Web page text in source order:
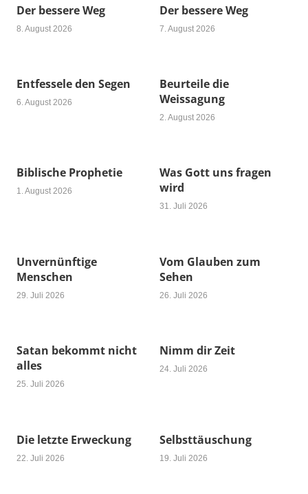
Der bessere Weg
8. August 2026
Der bessere Weg
7. August 2026
Entfessele den Segen
6. August 2026
Beurteile die
Weissagung
2. August 2026
Biblische Prophetie
1. August 2026
Was Gott uns fragen
wird
31. Juli 2026
Unvernünftige
Menschen
29. Juli 2026
Vom Glauben zum
Sehen
26. Juli 2026
Satan bekommt nicht
alles
25. Juli 2026
Nimm dir Zeit
24. Juli 2026
Die letzte Erweckung
22. Juli 2026
Selbsttäuschung
19. Juli 2026